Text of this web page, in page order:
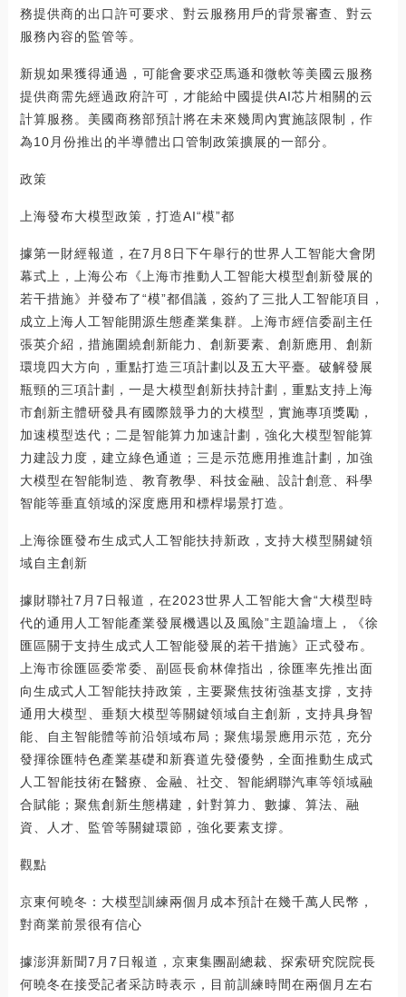
務提供商的出口許可要求、對云服務用戶的背景審查、對云
服務內容的監管等。
新規如果獲得通過，可能會要求亞馬遜和微軟等美國云服務
提供商需先經過政府許可，才能給中國提供AI芯片相關的云
計算服務。美國商務部預計將在未來幾周內實施該限制，作
為10月份推出的半導體出口管制政策擴展的一部分。
政策
上海發布大模型政策，打造AI“模”都
據第一財經報道，在7月8日下午舉行的世界人工智能大會閉
幕式上，上海公布《上海市推動人工智能大模型創新發展的
若干措施》并發布了“模”都倡議，簽約了三批人工智能項目，
成立上海人工智能開源生態產業集群。上海市經信委副主任
張英介紹，措施圍繞創新能力、創新要素、創新應用、創新
環境四大方向，重點打造三項計劃以及五大平臺。破解發展
瓶頸的三項計劃，一是大模型創新扶持計劃，重點支持上海
市創新主體研發具有國際競爭力的大模型，實施專項獎勵，
加速模型迭代；二是智能算力加速計劃，強化大模型智能算
力建設力度，建立綠色通道；三是示范應用推進計劃，加強
大模型在智能制造、教育教學、科技金融、設計創意、科學
智能等垂直領域的深度應用和標桿場景打造。
上海徐匯發布生成式人工智能扶持新政，支持大模型關鍵領
域自主創新
據財聯社7月7日報道，在2023世界人工智能大會“大模型時
代的通用人工智能產業發展機遇以及風險”主題論壇上，《徐
匯區關于支持生成式人工智能發展的若干措施》正式發布。
上海市徐匯區委常委、副區長俞林偉指出，徐匯率先推出面
向生成式人工智能扶持政策，主要聚焦技術強基支撐，支持
通用大模型、垂類大模型等關鍵領域自主創新，支持具身智
能、自主智能體等前沿領域布局；聚焦場景應用示范，充分
發揮徐匯特色產業基礎和新賽道先發優勢，全面推動生成式
人工智能技術在醫療、金融、社交、智能網聯汽車等領域融
合賦能；聚焦創新生態構建，針對算力、數據、算法、融
資、人才、監管等關鍵環節，強化要素支撐。
觀點
京東何曉冬：大模型訓練兩個月成本預計在幾千萬人民幣，
對商業前景很有信心
據澎湃新聞7月7日報道，京東集團副總裁、探索研究院院長
何曉冬在接受記者采訪時表示，目前訓練時間在兩個月左右